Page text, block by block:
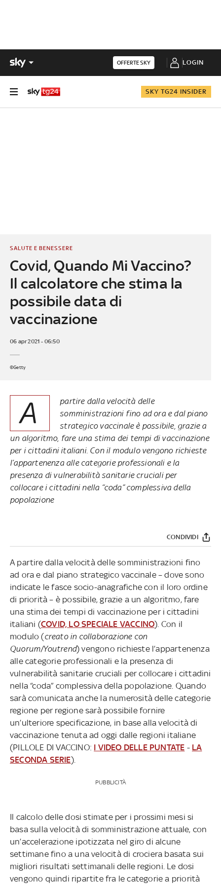
OFFERTE SKY LOGIN
SKY TG24 INSIDER
Covid, Quando Mi Vaccino?
Il calcolatore che stima la
possibile data di
vaccinazione
SALUTE E BENESSERE
06 apr 2021 - 06:50
©Getty
A
partire dalla velocità delle
somministrazioni fino ad ora e dal piano
strategico vaccinale è possibile, grazie a
un algoritmo, fare una stima dei tempi di vaccinazione
per i cittadini italiani. Con il modulo vengono richieste
l’appartenenza alle categorie professionali e la
presenza di vulnerabilità sanitarie cruciali per
collocare i cittadini nella “coda” complessiva della
popolazione
CONDIVIDI
A partire dalla velocità delle somministrazioni fino
ad ora e dal piano strategico vaccinale – dove sono
indicate le fasce socio-anagrafiche con il loro ordine
di priorità – è possibile, grazie a un algoritmo, fare
una stima dei tempi di vaccinazione per i cittadini
italiani (COVID, LO SPECIALE VACCINO). Con il
modulo (creato in collaborazione con
Quorum/Youtrend) vengono richieste l’appartenenza
alle categorie professionali e la presenza di
vulnerabilità sanitarie cruciali per collocare i cittadini
nella “coda” complessiva della popolazione. Quando
sarà comunicata anche la numerosità delle categorie
regione per regione sarà possibile fornire
un’ulteriore specificazione, in base alla velocità di
vaccinazione tenuta ad oggi dalle regioni italiane
(PILLOLE DI VACCINO: I VIDEO DELLE PUNTATE - LA
SECONDA SERIE).
PUBBLICITÀ
Il calcolo delle dosi stimate per i prossimi mesi si
basa sulla velocità di somministrazione attuale, con
un’accelerazione ipotizzata nel giro di alcune
settimane fino a una velocità di crociera basata sui
migliori risultati settimanali delle regioni. Le dosi
vengono quindi ripartite fra le categorie a priorità